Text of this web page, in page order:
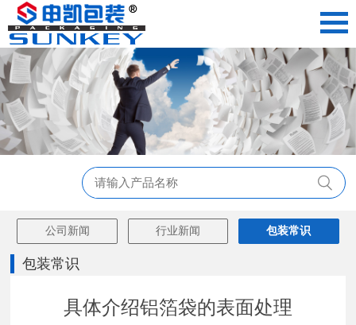
公司新闻 行业新闻 包装常识
包装常识
具体介绍铝箔袋的表面处理